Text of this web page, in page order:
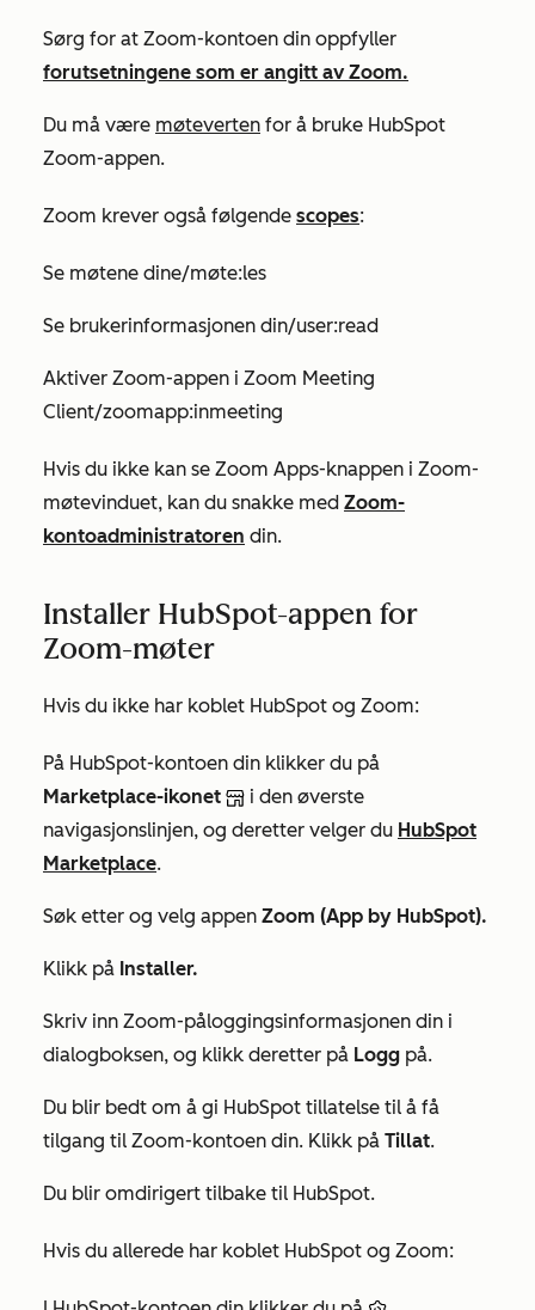
Sørg for at Zoom-kontoen din oppfyller
forutsetningene som er angitt av Zoom.
Du må være møteverten for å bruke HubSpot
Zoom-appen.
Zoom krever også følgende scopes:
Se møtene dine/møte:les
Se brukerinformasjonen din/user:read
Aktiver Zoom-appen i Zoom Meeting
Client/zoomapp:inmeeting
Hvis du ikke kan se Zoom Apps-knappen i Zoom-
møtevinduet, kan du snakke med Zoom-
kontoadministratoren din.
Installer HubSpot-appen for
Zoom-møter
Hvis du ikke har koblet HubSpot og Zoom:
På HubSpot-kontoen din klikker du på
Marketplace-ikonet
i den øverste
navigasjonslinjen, og deretter velger du HubSpot
Marketplace.
Søk etter og velg appen Zoom (App by HubSpot).
Klikk på Installer.
Skriv inn Zoom-påloggingsinformasjonen din i
dialogboksen, og klikk deretter på Logg på.
Du blir bedt om å gi HubSpot tillatelse til å få
tilgang til Zoom-kontoen din. Klikk på Tillat.
Du blir omdirigert tilbake til HubSpot.
Hvis du allerede har koblet HubSpot og Zoom: